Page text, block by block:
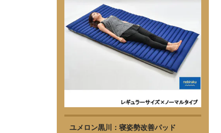
ユメロン黒川：寝姿勢改善パッド